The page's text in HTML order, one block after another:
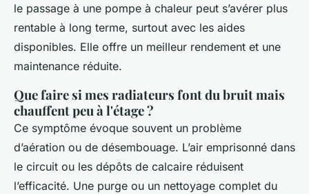
le passage à une pompe à chaleur peut s’avérer plus
rentable à long terme, surtout avec les aides
disponibles. Elle offre un meilleur rendement et une
maintenance réduite.
Que faire si mes radiateurs font du bruit mais
chauffent peu à l'étage ?
Ce symptôme évoque souvent un problème
d’aération ou de désembouage. L’air emprisonné dans
le circuit ou les dépôts de calcaire réduisent
l’efficacité. Une purge ou un nettoyage complet du